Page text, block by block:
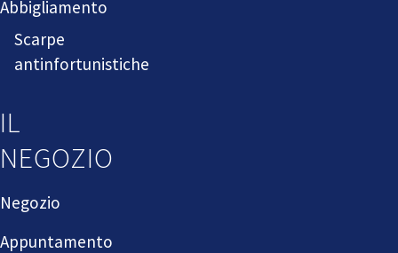
Abbigliamento
Scarpe
antinfortunistiche
IL
NEGOZIO
Negozio
Appuntamento